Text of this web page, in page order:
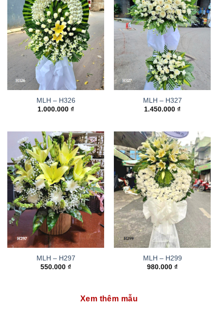
MLH – H326
1.000.000 ₫
MLH – H327
1.450.000 ₫
MLH – H297
550.000 ₫
MLH – H299
980.000 ₫
Xem thêm mẫu